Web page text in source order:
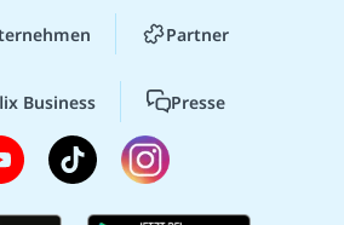
Partner
Business Presse